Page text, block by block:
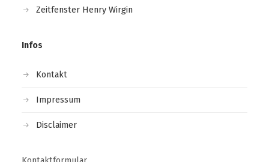
Zeitfenster Henry Wirgin
Infos
Kontakt
Impressum
Disclaimer